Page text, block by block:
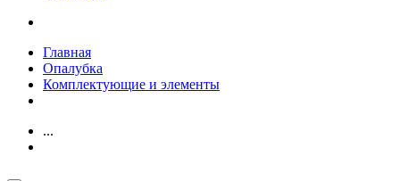
Главная
Опалубка
Комплектующие и элементы
...